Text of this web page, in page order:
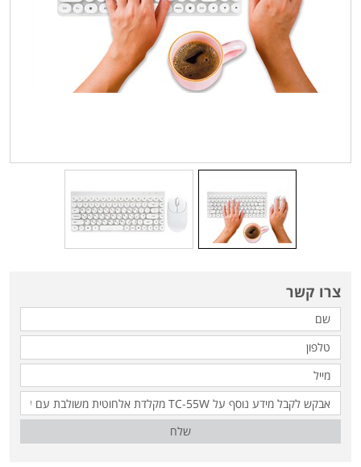
צרו קשר
שלח